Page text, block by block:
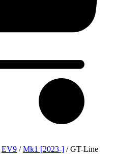
EV9 /Mk1 [2023-] / GT-Line